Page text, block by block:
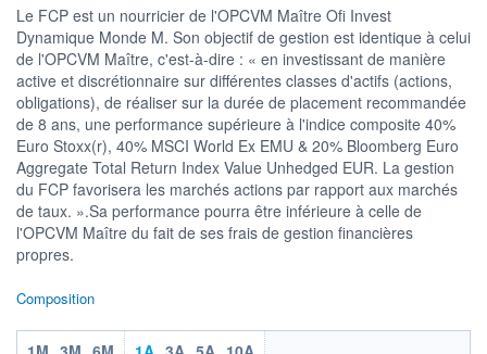
200
220
240
CATÉGORIE MORNINGSTAR
Allocation EUR Agressive -
International
FONDS PARTENAIRES
ÉLIGIBILITÉ
CTO BUSINESS
Le FCP est un nourricier de l'OPCVM Maître Ofi Invest
Dynamique Monde M. Son objectif de gestion est identique à celui
de l'OPCVM Maître, c'est-à-dire : « en investissant de manière
active et discrétionnaire sur différentes classes d'actifs (actions,
obligations), de réaliser sur la durée de placement recommandée
de 8 ans, une performance supérieure à l'indice composite 40%
Euro Stoxx(r), 40% MSCI World Ex EMU & 20% Bloomberg Euro
Aggregate Total Return Index Value Unhedged EUR. La gestion
du FCP favorisera les marchés actions par rapport aux marchés
de taux. ».Sa performance pourra être inférieure à celle de
l'OPCVM Maître du fait de ses frais de gestion financières
propres.
Composition